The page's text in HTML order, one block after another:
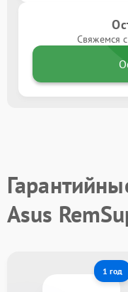
Свяжемся
Asus
1 год